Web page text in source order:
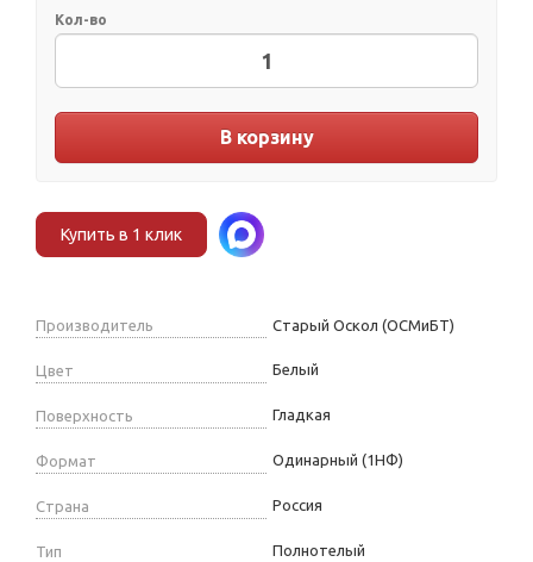
Кол-во
В корзину
Купить в 1 клик
Производитель Старый Оскол (ОСМиБТ)
Цвет Белый
Поверхность Гладкая
Формат Одинарный (1НФ)
Страна Россия
Тип Полнотелый